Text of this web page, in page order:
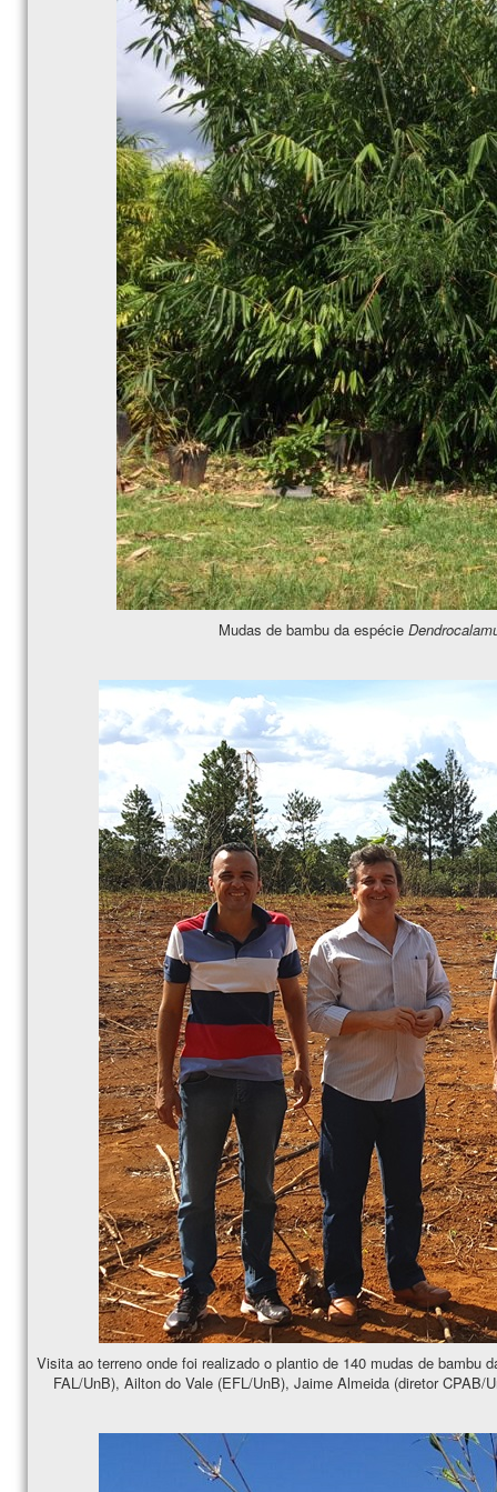
Mudas de bambu da espécie
Visita ao terreno onde foi realizado o plantio de 140 mudas de bambu
FAL/UnB), Ailton do Vale (EFL/UnB), Jaime Almeida (diretor